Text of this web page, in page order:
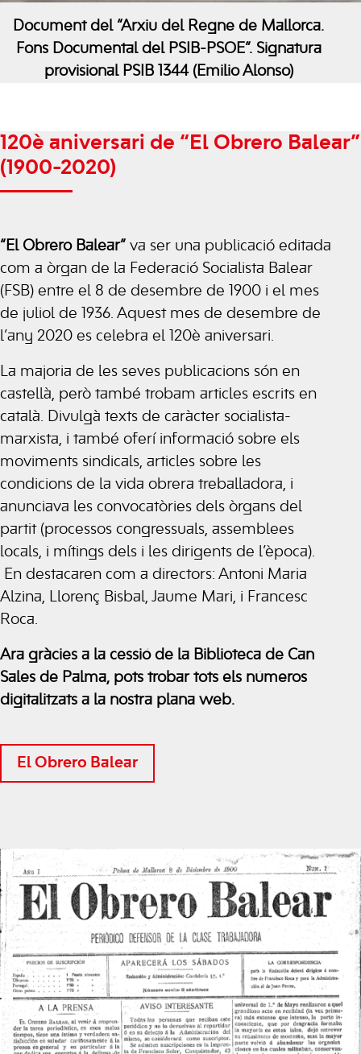
Document del “Arxiu del Regne de Mallorca.
Fons Documental del PSIB-PSOE”. Signatura
provisional PSIB 1344 (Emilio Alonso)
120è aniversari de “El Obrero Balear”
(1900-2020)
“ El ObreroBalear” va ser una publicació editada
com a òrgan de la Federació Socialista Balear
( FSB) entre el 8 de desembre de 1900 i el mes
de juliol de 1936. Aquest mes de desembre de
l’any 2020 es celebra el 120è aniversari.
La majoria de les seves publicacions són en
castellà, però també trobam articles escrits en
català. Divulgà texts de caràcter socialista-
marxista, i també oferí informació sobre els
moviments sindicals, articles sobre les
condicions de la vida obrera treballadora, i
anunciava les convocatòries dels òrgans del
partit (processos congressuals, assemblees
locals, i mítings dels i les dirigents de l’època).
En destacaren com a directors: Antoni Maria
Alzina, Llorenç Bisbal, Jaume Mari, i Francesc
Roca.
Ara gràcies a la cessió de la Biblioteca de Can
Sales de Palma, pots trobar tots els números
digitalitzats a la nostra plana web.
El Obrero Balear